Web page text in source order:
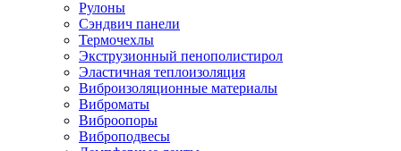
Рулоны
Сэндвич панели
Термочехлы
Экструзионный пенополистирол
Эластичная теплоизоляция
Виброизоляционные материалы
Виброматы
Виброопоры
Виброподвесы